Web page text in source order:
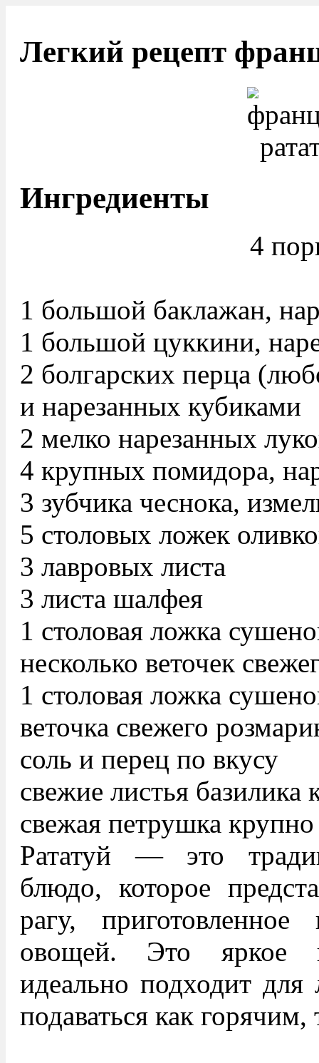
Легкий рецепт
Ингредиенты
4
1 большой баклажан,
1 большой цуккини,
2 болгарских перца
и нарезанных кубиками
2 мелко нарезанных
4 крупных помидора,
3 зубчика чеснока,
5 столовых ложек
3 лавровых листа
3 листа шалфея
1 столовая ложка
несколько веточек
1 столовая ложка
веточка свежего
соль и перец по вкусу
свежие листья базилика
свежая петрушка крупно
Рататуй — это
блюдо, которое
рагу,
овощей. Это яркое
идеально подходит для
подаваться как